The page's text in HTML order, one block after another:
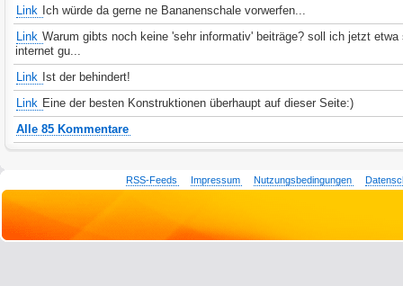
Link Ich würde da gerne ne Bananenschale vorwerfen...
Link Warum gibts noch keine 'sehr informativ' beiträge? soll ich jetzt etwa
internet gu...
Link Ist der behindert!
Link Eine der besten Konstruktionen überhaupt auf dieser Seite:)
Alle 85 Kommentare
RSS-Feeds Impressum Nutzungsbedingungen